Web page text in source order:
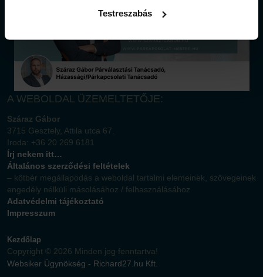
Testreszabás
A WEBOLDAL ÜZEMELTETŐJE:
Száraz Gábor
3715 Gesztely, Attila utca 67.
Iroda: +36 20 269 6181
Írj nekem itt…
Általános szerződési feltételek
– kötbér megállapodás a weboldal tartalmi elemeinek, szövegeinek
engedély nélküli másolásához / felhasználásához
Adatvédelmi tájékoztató
Impresszum
Kezdőlap
Copyright © 2026 Minden jog fenntartva!
Websiker Ügynökség - Richard27.hu Kft.